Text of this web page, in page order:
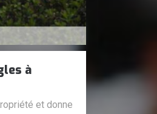
à
et donne